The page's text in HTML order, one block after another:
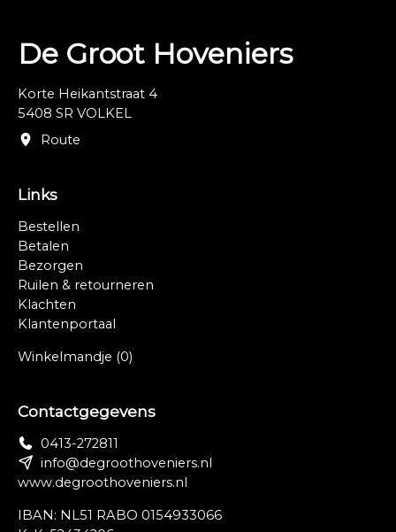
De Groot Hoveniers
Korte Heikantstraat 4
5408 SR VOLKEL
Route
Links
Bestellen
Betalen
Bezorgen
Ruilen & retourneren
Klachten
Klantenportaal
Winkelmandje (0)
Contactgegevens
0413-272811
info@degroothoveniers.nl
www.degroothoveniers.nl
IBAN: NL51 RABO 0154933066